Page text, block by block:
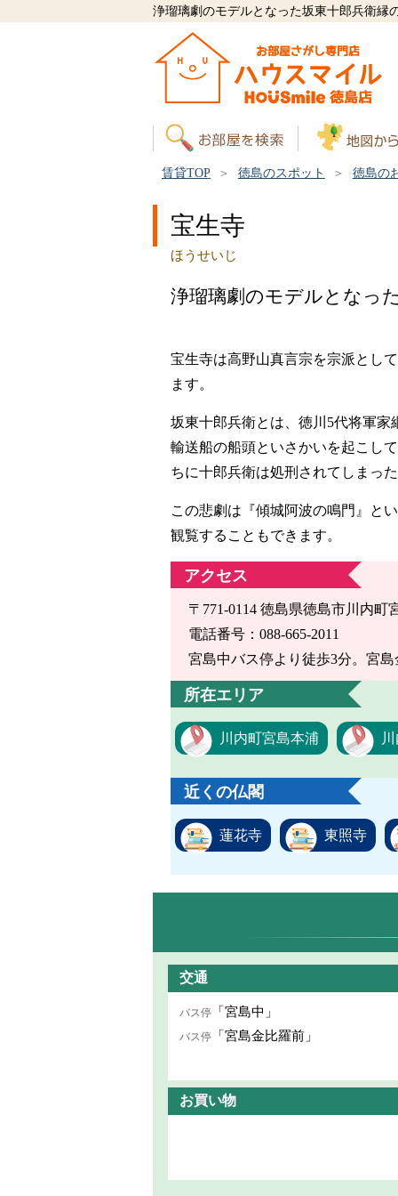
浄瑠璃劇のモデルとなった坂東十郎兵衛縁
賃貸TOP 徳島のスポット 徳島の
宝生寺
ほうせいじ
浄瑠璃劇のモデルとなっ
宝生寺は高野山真言宗を宗派とし
ます。
坂東十郎兵衛とは、徳川5代将軍
輸送船の船頭といさかいを起こし
ちに十郎兵衛は処刑されてしまっ
この悲劇は『傾城阿波の鳴門』と
観覧することもできます。
アクセス
〒771-0114 徳島県徳島市川内町
電話番号：088-665-2011
宮島中バス停より徒歩3分。宮
所在エリア
川内町宮島本浦
近くの仏閣
蓮花寺 東照寺
交通
バス停 「宮島中」
バス停 「宮島金比羅前」
お買い物